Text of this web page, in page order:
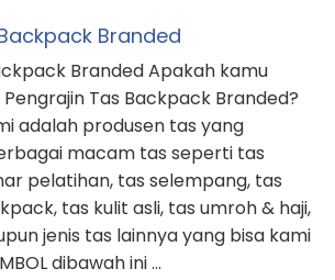
Branded
Branded Apakah kamu
Tas Backpack Branded?
adalah produsen tas yang
macam tas seperti tas
pelatihan, tas selempang, tas
tas kulit asli, tas umroh & haji,
jenis tas lainnya yang bisa kami
dibawah ini …